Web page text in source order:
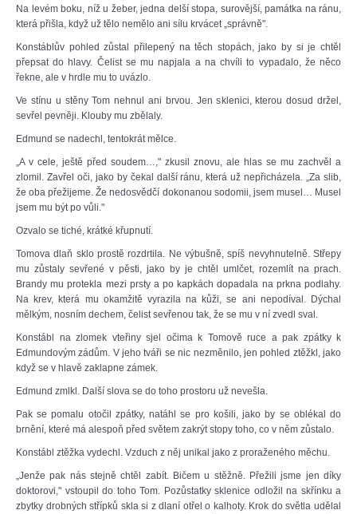
Na levém boku, níž u žeber, jedna delší stopa, surovější, památka na ránu,
která přišla, když už tělo nemělo ani sílu krvácet „správně".
Konstáblův pohled zůstal přilepený na těch stopách, jako by si je chtěl
přepsat do hlavy. Čelist se mu napjala a na chvíli to vypadalo, že něco
řekne, ale v hrdle mu to uvázlo.
Ve stínu u stěny Tom nehnul ani brvou. Jen sklenici, kterou dosud držel,
sevřel pevněji. Klouby mu zbělaly.
Edmund se nadechl, tentokrát mělce.
„A v cele, ještě před soudem…," zkusil znovu, ale hlas se mu zachvěl a
zlomil. Zavřel oči, jako by čekal další ránu, která už nepřicházela. „Za slib,
že oba přežijeme. Že nedosvědčí dokonanou sodomii, jsem musel… Musel
jsem mu být po vůli."
Ozvalo se tiché, krátké křupnutí.
Tomova dlaň sklo prostě rozdrtila. Ne výbušně, spíš nevyhnutelně. Střepy
mu zůstaly sevřené v pěsti, jako by je chtěl umlčet, rozemlít na prach.
Brandy mu protekla mezi prsty a po kapkách dopadala na prkna podlahy.
Na krev, která mu okamžitě vyrazila na kůži, se ani nepodíval. Dýchal
mělkým, nosním dechem, čelist sevřenou tak, že se mu v ní zvedl sval.
Konstábl na zlomek vteřiny sjel očima k Tomově ruce a pak zpátky k
Edmundovým zádům. V jeho tváři se nic nezměnilo, jen pohled ztěžkl, jako
když se v hlavě zaklapne zámek.
Edmund zmlkl. Další slova se do toho prostoru už nevešla.
Pak se pomalu otočil zpátky, natáhl se pro košili, jako by se oblékal do
brnění, které má alespoň před světem zakrýt stopy toho, co v něm zůstalo.
Konstábl ztěžka vydechl. Vzduch z něj unikal jako z proraženého měchu.
„Jenže pak nás stejně chtěl zabít. Bičem u stěžně. Přežili jsme jen díky
doktorovi," vstoupil do toho Tom. Pozůstatky sklenice odložil na skřínku a
zbytky drobných střípků skla si z dlaní otřel o kalhoty. Krok do světla udělal